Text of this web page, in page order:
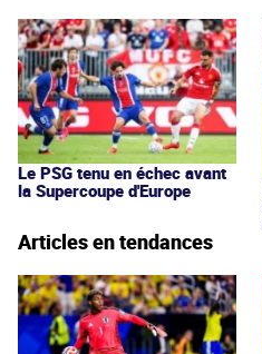
Le PSG tenu en échec avant
la Supercoupe d'Europe
Articles en tendances